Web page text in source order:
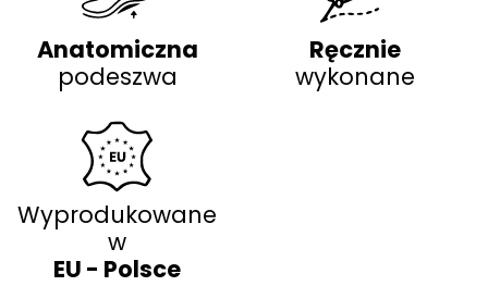
Anatomiczna
podeszwa
Ręcznie
wykonane
Wyprodukowane
w
EU - Polsce